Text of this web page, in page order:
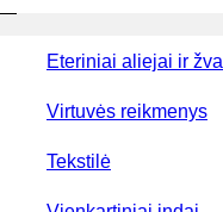
Eteriniai aliejai ir
Virtuvės reikmenys
Tekstilė